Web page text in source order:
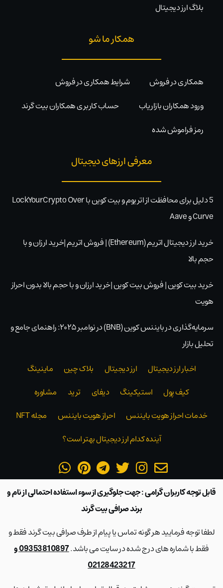
بلاگ ارز دیجیتال
همکار ما شو
همکاری در فروش
شرایط همکاری در فروش
ورود همکاران بازاریاب
حساب کاربری همکاران بیت گرند
رمز فراموش شده
معرفی ارزهای دیجیتال
5 دلیل برای محافظت از اتریوم و بیت کوین با LockYourCrypto Over
Curve و Aave
خرید ارز دیجیتال اتریم (Ethereum) | فروش اتریم |خرید ارزان و با
حجم بالا
خرید بیت کوین | فروش بیت کوین |خرید ارزان و با حجم بالا بدون احراز
هویت
سرمایه‌گذاری در بایننس کوین (BNB) در نوامبر ۲۰۲۵: راهنمای جامع و
تحلیل بازار
اخبار ارز دیجیتال
ارز دیجیتال بلاک‌ چین
ماینینگ
کیف پول
استیکینگ دیفای ترید
مشاوره
خدمات احراز هویت بایننس
احراز هویت بایننس
مجله NFT
آینده کدام ارز دیجیتال بهتر است؟
قابل توجه کاربران گرامی : جهت جلوگیری از سوء استفاده احتمالی از نام و
برند صرافی بیت گرند
لطفا توجه فرمایید هر گونه تماس یا پیام از طرف صرافی بیت گرند فقط و
فقط با شماره های درج شده در سایت می باشد.
09353810897 و
02128423217